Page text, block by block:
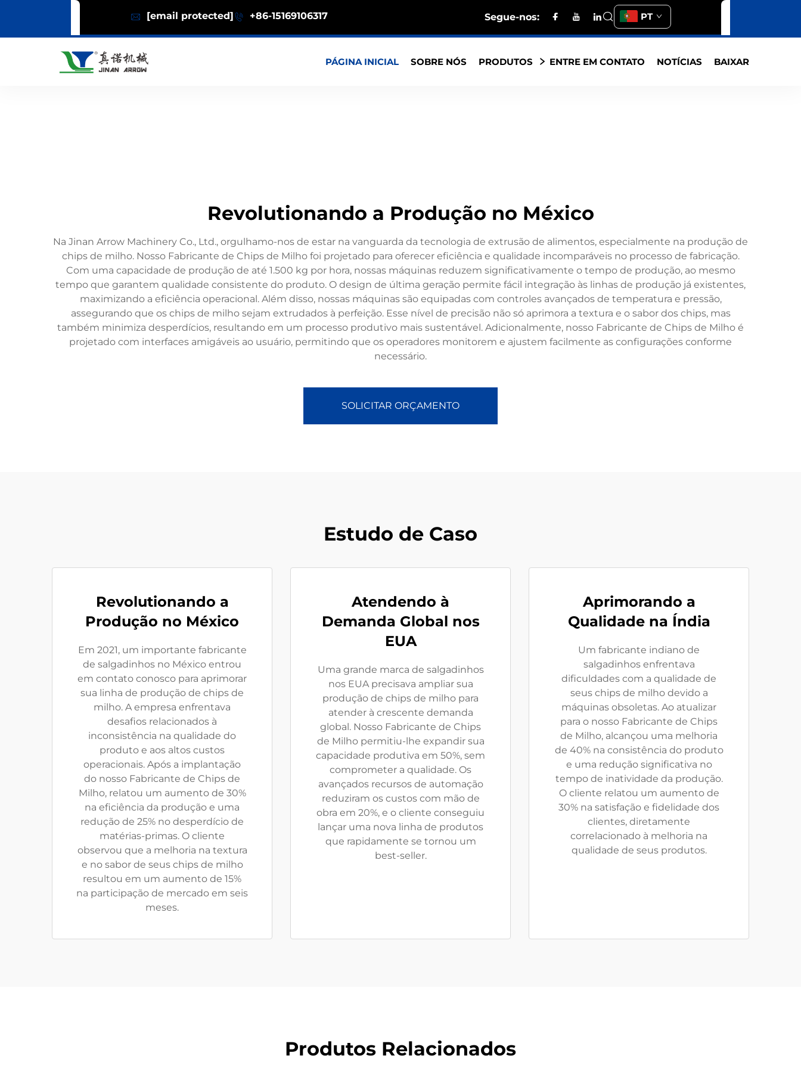
[email protected] +86-15169106317 Segue-nos: PT
PÁGINA INICIAL SOBRE NÓS PRODUTOS ENTRE EM CONTATO NOTÍCIAS BAIXAR
Revolutionando a Produção no México
Na Jinan Arrow Machinery Co., Ltd., orgulhamo-nos de estar na vanguarda da tecnologia de extrusão de alimentos, especialmente na produção de
chips de milho. Nosso Fabricante de Chips de Milho foi projetado para oferecer eficiência e qualidade incomparáveis no processo de fabricação.
Com uma capacidade de produção de até 1.500 kg por hora, nossas máquinas reduzem significativamente o tempo de produção, ao mesmo
tempo que garantem qualidade consistente do produto. O design de última geração permite fácil integração às linhas de produção já existentes,
maximizando a eficiência operacional. Além disso, nossas máquinas são equipadas com controles avançados de temperatura e pressão,
assegurando que os chips de milho sejam extrudados à perfeição. Esse nível de precisão não só aprimora a textura e o sabor dos chips, mas
também minimiza desperdícios, resultando em um processo produtivo mais sustentável. Adicionalmente, nosso Fabricante de Chips de Milho é
projetado com interfaces amigáveis ao usuário, permitindo que os operadores monitorem e ajustem facilmente as configurações conforme
necessário.
SOLICITAR ORÇAMENTO
Estudo de Caso
Revolutionando a
Produção no México
Em 2021, um importante fabricante
de salgadinhos no México entrou
em contato conosco para aprimorar
sua linha de produção de chips de
milho. A empresa enfrentava
desafios relacionados à
inconsistência na qualidade do
produto e aos altos custos
operacionais. Após a implantação
do nosso Fabricante de Chips de
Milho, relatou um aumento de 30%
na eficiência da produção e uma
redução de 25% no desperdício de
matérias-primas. O cliente
observou que a melhoria na textura
e no sabor de seus chips de milho
resultou em um aumento de 15%
na participação de mercado em seis
meses.
Atendendo à
Demanda Global nos
EUA
Uma grande marca de salgadinhos
nos EUA precisava ampliar sua
produção de chips de milho para
atender à crescente demanda
global. Nosso Fabricante de Chips
de Milho permitiu-lhe expandir sua
capacidade produtiva em 50%, sem
comprometer a qualidade. Os
avançados recursos de automação
reduziram os custos com mão de
obra em 20%, e o cliente conseguiu
lançar uma nova linha de produtos
que rapidamente se tornou um
best-seller.
Aprimorando a
Qualidade na Índia
Um fabricante indiano de
salgadinhos enfrentava
dificuldades com a qualidade de
seus chips de milho devido a
máquinas obsoletas. Ao atualizar
para o nosso Fabricante de Chips
de Milho, alcançou uma melhoria
de 40% na consistência do produto
e uma redução significativa no
tempo de inatividade da produção.
O cliente relatou um aumento de
30% na satisfação e fidelidade dos
clientes, diretamente
correlacionado à melhoria na
qualidade de seus produtos.
Produtos Relacionados